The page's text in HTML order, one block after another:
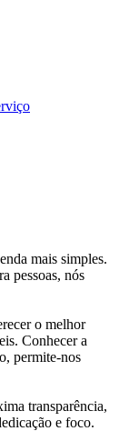
mais simples.
pessoas, nós
o melhor
Conhecer a
permite-nos
transparência,
e foco.